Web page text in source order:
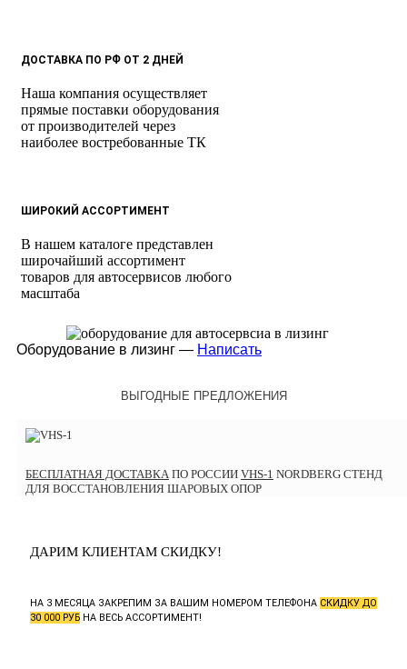
ДОСТАВКА ПО РФ ОТ 2 ДНЕЙ
Наша компания осуществляет
прямые поставки оборудования
от производителей через
наиболее востребованные ТК
ШИРОКИЙ АССОРТИМЕНТ
В нашем каталоге представлен
широчайший ассортимент
товаров для автосервисов любого
масштаба
Оборудование в лизинг — Написать
ВЫГОДНЫЕ ПРЕДЛОЖЕНИЯ
БЕСПЛАТНАЯ ДОСТАВКА ПО РОССИИ VHS-1 NORDBERG СТЕНД
ДЛЯ ВОССТАНОВЛЕНИЯ ШАРОВЫХ ОПОР
ДАРИМ КЛИЕНТАМ СКИДКУ!
НА 3 МЕСЯЦА ЗАКРЕПИМ ЗА ВАШИМ НОМЕРОМ ТЕЛЕФОНА СКИДКУ ДО
30 000 РУБ НА ВЕСЬ АССОРТИМЕНТ!